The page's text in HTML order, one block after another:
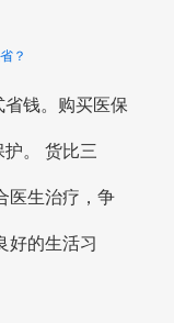
？
钱。购买医保
。 货比三
医生治疗，争
好的生活习